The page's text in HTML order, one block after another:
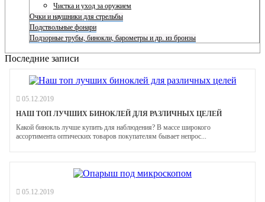
Чистка и уход за оружием
Очки и наушники для стрельбы
Подствольные фонари
Подзорные трубы, бинокли, барометры и др. из бронзы
Последние записи
05.12.2019
НАШ ТОП ЛУЧШИХ БИНОКЛЕЙ ДЛЯ РАЗЛИЧНЫХ ЦЕЛЕЙ
Какой бинокль лучше купить для наблюдения? В массе широкого
ассортимента оптических товаров покупателям бывает непрос...
05.12.2019